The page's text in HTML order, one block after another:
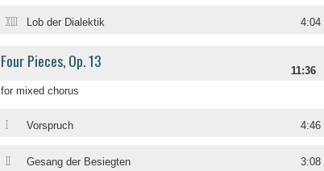
XIII Lob der Dialektik 4:04
Four Pieces, Op. 13
11:36
for mixed chorus
I Vorspruch 4:46
II Gesang der Besiegten 3:08